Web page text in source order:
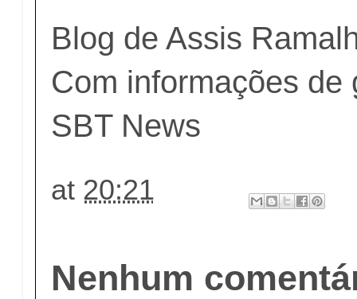
Blog de Assis
Com informações de
SBT News
at 20:21
Nenhum